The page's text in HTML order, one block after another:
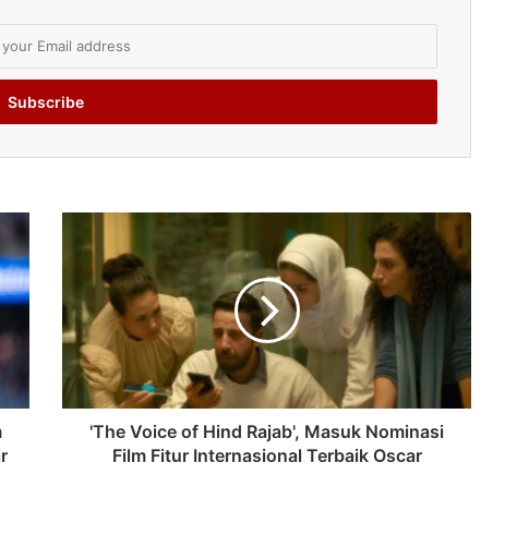
'The Voice of Hind Rajab', Masuk Nominasi
Film Fitur Internasional Terbaik Oscar